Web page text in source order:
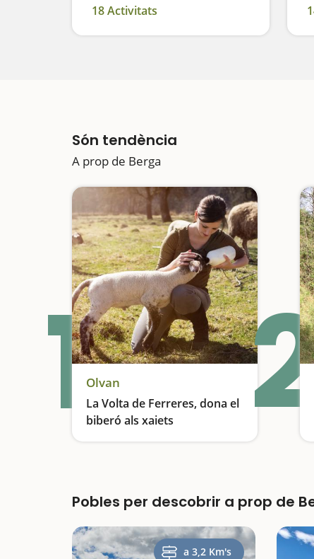
18 Activitats
Són tendència
A prop de Berga
1Olvan
La Volta de Ferreres, dona el
biberó als xaiets
Donem el biberó als xaiets 2
Pobles per descobrir a prop de
a 3,2 Km's